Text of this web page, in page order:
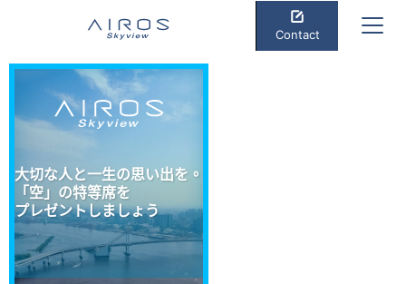
Contact
大切な人と一生の思い出を。
「空」の特等席を
プレゼントしましょう